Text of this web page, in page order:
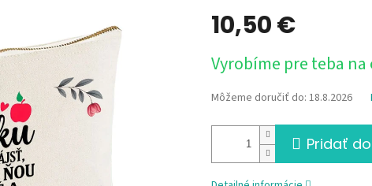
10,50 €
cena:
Vyrobíme pre teba
Môžeme doručiť do: 18.8.2026
Pridať